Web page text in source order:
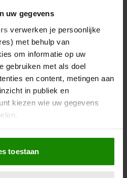
uw gegevens
verwerken je persoonlijke
met behulp van
om informatie op uw
gebruiken met als doel
en content, metingen aan
in publiek en
kiezen wie uw gegevens
ook graag:
over uw geografische
meter nauwkeurig kan zijn
toestaan